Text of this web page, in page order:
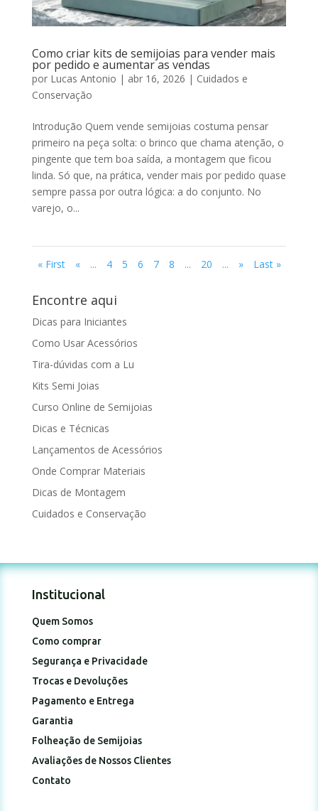
Como criar kits de semijoias para vender mais
por pedido e aumentar as vendas
por Lucas Antonio | abr 16, 2026 | Cuidados e
Conservação
Introdução Quem vende semijoias costuma pensar
primeiro na peça solta: o brinco que chama atenção, o
pingente que tem boa saída, a montagem que ficou
linda. Só que, na prática, vender mais por pedido quase
sempre passa por outra lógica: a do conjunto. No
varejo, o...
« First « ... 4 5 6 7 8 ... 20 ... » Last »
Encontre aqui
Dicas para Iniciantes
Como Usar Acessórios
Tira-dúvidas com a Lu
Kits Semi Joias
Curso Online de Semijoias
Dicas e Técnicas
Lançamentos de Acessórios
Onde Comprar Materiais
Dicas de Montagem
Cuidados e Conservação
Institucional
Quem Somos
Como comprar
Segurança e Privacidade
Trocas e Devoluções
Pagamento e Entrega
Garantia
Folheação de Semijoias
Avaliações de Nossos Clientes
Contato